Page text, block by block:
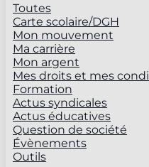
Toutes
Carte scolaire/DGH
Mon mouvement
Ma carrière
Mon argent
Mes droits et mes
Formation
Actus syndicales
Actus éducatives
Question de société
Évènements
Outils